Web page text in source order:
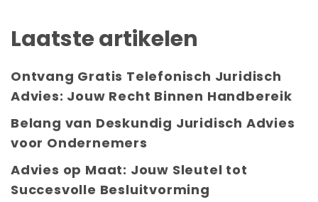
Laatste artikelen
Ontvang Gratis Telefonisch Juridisch
Advies: Jouw Recht Binnen Handbereik
Belang van Deskundig Juridisch Advies
voor Ondernemers
Advies op Maat: Jouw Sleutel tot
Succesvolle Besluitvorming